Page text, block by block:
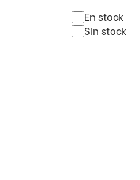
En stock
Sin stock